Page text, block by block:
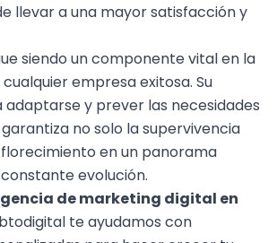
llevar a una mayor satisfacción y
siendo un componente vital en la
empresa exitosa. Su
y prever las necesidades
no solo la supervivencia
en un panorama
evolución.
de marketing digital en
te ayudamos con